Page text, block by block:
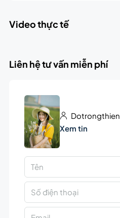
Video thực tế
Liên hệ tư vấn miễn phí
Dotrongthien
Xem tin